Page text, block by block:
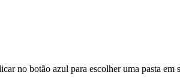
no botão azul para escolher uma pasta